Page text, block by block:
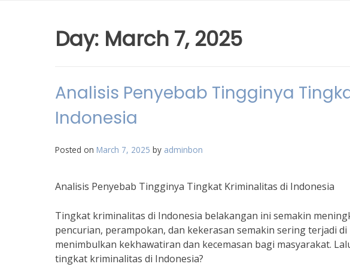
Day: March 7, 2025
Analisis Penyebab Tingginya
Indonesia
Posted on March 7, 2025 by adminbon
Analisis Penyebab Tingginya Tingkat Kriminalitas di Indonesia
Tingkat kriminalitas di Indonesia belakangan ini semakin
pencurian, perampokan, dan kekerasan semakin sering terjadi
menimbulkan kekhawatiran dan kecemasan bagi masyarakat.
tingkat kriminalitas di Indonesia?